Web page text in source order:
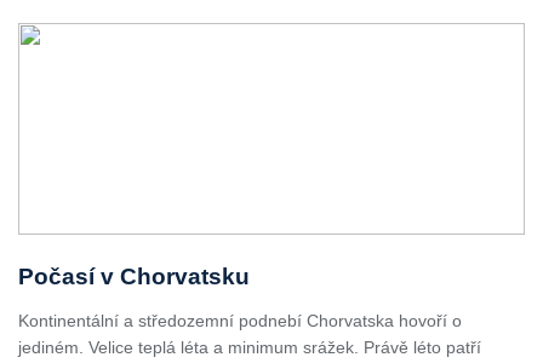
Počasí v Chorvatsku
Kontinentální a středozemní podnebí Chorvatska hovoří o
jediném. Velice teplá léta a minimum srážek. Právě léto patří